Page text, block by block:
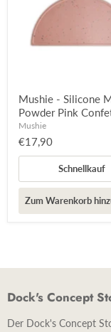
Mushie - Silicone
Powder Pink
Mushie
€17,90
Schnellkauf
Zum Warenkorb
Dock's Concept
Der Dock's Concept